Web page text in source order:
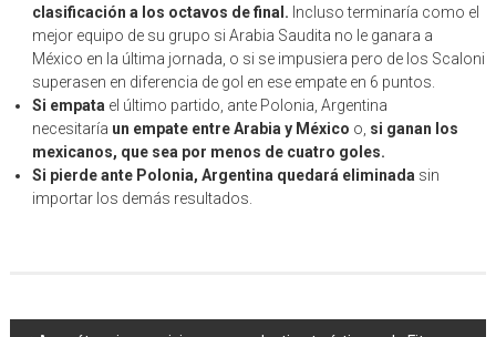
clasificación a los octavos de final. Incluso terminaría como el
mejor equipo de su grupo si Arabia Saudita no le ganara a
México en la última jornada, o si se impusiera pero de los Scaloni
superasen en diferencia de gol en ese empate en 6 puntos.
Si empata el último partido, ante Polonia, Argentina
necesitaría un empate entre Arabia y México o, si ganan los
mexicanos, que sea por menos de cuatro goles.
Si pierde ante Polonia, Argentina quedará eliminada sin
importar los demás resultados.